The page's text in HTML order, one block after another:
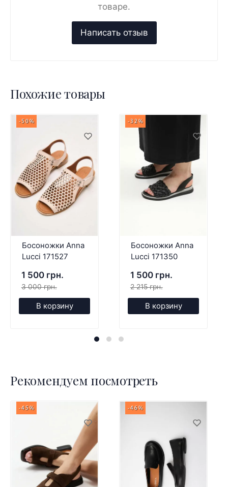
товаре.
Похожие товары
-50%
Босоножки Anna
Lucci 171527
1 500 грн.
3 000 грн.
В корзину
-32%
Босоножки Anna
Lucci 171350
1 500 грн.
2 215 грн.
В корзину
Рекомендуем посмотреть
-45% -46%